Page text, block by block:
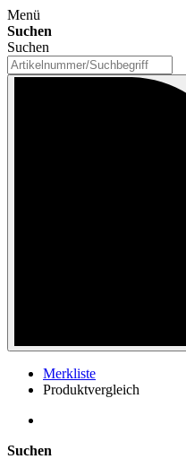
Menü
Suchen
Suchen
Merkliste
Produktvergleich
Suchen